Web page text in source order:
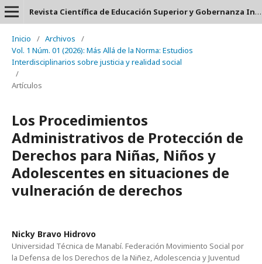
Revista Científica de Educación Superior y Gobernanza Interuniversitaria Aula 24 - ISSN: 2953-660X
Inicio / Archivos
/
Vol. 1 Núm. 01 (2026): Más Allá de la Norma: Estudios
Interdisciplinarios sobre justicia y realidad social
/
Artículos
Los Procedimientos
Administrativos de Protección de
Derechos para Niñas, Niños y
Adolescentes en situaciones de
vulneración de derechos
Nicky Bravo Hidrovo
Universidad Técnica de Manabí. Federación Movimiento Social por
la Defensa de los Derechos de la Niñez, Adolescencia y Juventud